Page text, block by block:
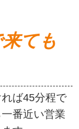
ても
ば45分程で
番近い営業